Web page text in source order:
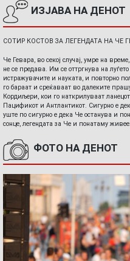
ИЗЈАВА НА ДЕНОТ
СОТИР КОСТОВ ЗА ЛЕГЕНДАТА НА ЧЕ
Че Гевара, во секој случај, умре на
не се предава. Им се оттргнува на
истражувачите и науката, и повторно
го бараат и среќаваат во далеките
Кордиљери, кои го наткрилуваат
Пацификот и Антлантикот. Сигурно е
уште по сигурно е дека Че останува и
сонце, легендата за Че и понатаму живее.
ФОТО НА ДЕНОТ